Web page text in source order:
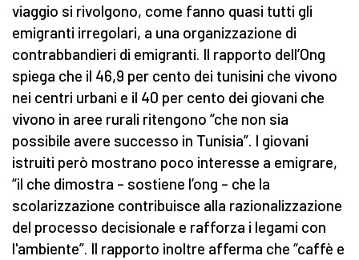
viaggio si rivolgono, come fanno quasi tutti gli
emigranti irregolari, a una organizzazione di
contrabbandieri di emigranti. Il rapporto dell’Ong
spiega che il 46,9 per cento dei tunisini che vivono
nei centri urbani e il 40 per cento dei giovani che
vivono in aree rurali ritengono “che non sia
possibile avere successo in Tunisia”. I giovani
istruiti però mostrano poco interesse a emigrare,
“il che dimostra – sostiene l’ong – che la
scolarizzazione contribuisce alla razionalizzazione
del processo decisionale e rafforza i legami con
l'ambiente”. Il rapporto inoltre afferma che “caffè e